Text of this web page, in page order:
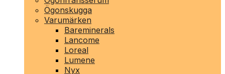
Ögonskugga
Varumärken
Bareminerals
Lancome
Loreal
Lumene
Nyx